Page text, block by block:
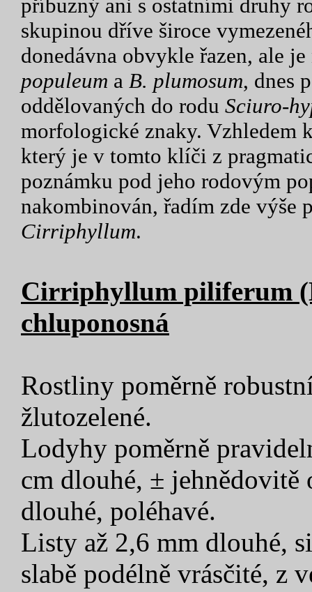
příbuzný ani s ostatními druhy
skupinou dříve široce
donedávna obvykle řazen, ale
populeum a B. plumosum, dnes
oddělovaných do rodu Sciuro-
morfologické znaky. Vzhledem
který je v tomto klíči z
poznámku pod jeho rodovým
nakombinován, řadím zde výše
Cirriphyllum.
Cirriphyllum piliferum
chluponosná
Rostliny poměrně
žlutozelené.
Lodyhy poměrně
cm dlouhé, ± jehnědovitě
dlouhé, poléhavé.
Listy až 2,6 mm dlouhé,
slabě podélně vrásčité, z